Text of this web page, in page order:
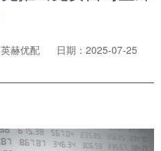
赫优配
日期：2025-07-25